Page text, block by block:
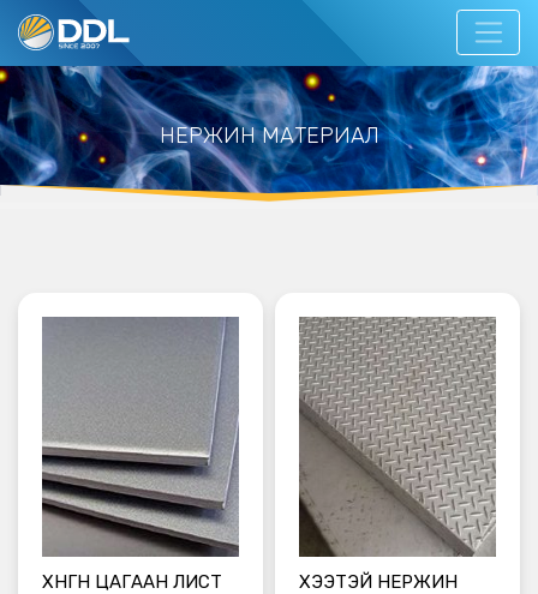
НЕРЖИН МАТЕРИАЛ
ХӨНГӨН ЦАГААН ЛИСТ
ХЭЭТЭЙ НЕРЖИН